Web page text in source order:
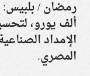
ألف يورو،
الإمداد
المصري.